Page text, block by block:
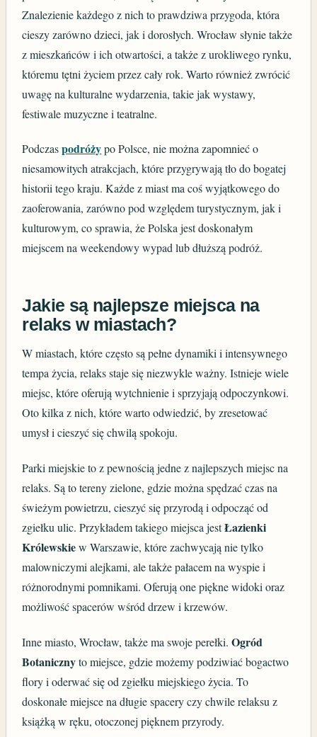
Znalezienie każdego z nich to prawdziwa przygoda, która
cieszy zarówno dzieci, jak i dorosłych. Wrocław słynie także
z mieszkańców i ich otwartości, a także z urokliwego rynku,
któremu tętni życiem przez cały rok. Warto również zwrócić
uwagę na kulturalne wydarzenia, takie jak wystawy,
festiwale muzyczne i teatralne.
Podczaspodróżypo Polsce, nie można zapomnieć o
niesamowitych atrakcjach, które przygrywają tło do bogatej
historii tego kraju. Każde z miast ma coś wyjątkowego do
zaoferowania, zarówno pod względem turystycznym, jak i
kulturowym, co sprawia, że Polska jest doskonałym
miejscem na weekendowy wypad lub dłuższą podróż.
Jakie są najlepsze miejsca na
relaks w miastach?
W miastach, które często są pełne dynamiki i intensywnego
tempa życia, relaks staje się niezwykle ważny. Istnieje wiele
miejsc, które oferują wytchnienie i sprzyjają odpoczynkowi.
Oto kilka z nich, które warto odwiedzić, by zresetować
umysł i cieszyć się chwilą spokoju.
Parki miejskie to z pewnością jedne z najlepszych miejsc na
relaks. Są to tereny zielone, gdzie można spędzać czas na
świeżym powietrzu, cieszyć się przyrodą i odpocząć od
zgiełku ulic. Przykładem takiego miejsca jestŁazienki
Królewskiew Warszawie, które zachwycają nie tylko
malowniczymi alejkami, ale także pałacem na wyspie i
różnorodnymi pomnikami. Oferują one piękne widoki oraz
możliwość spacerów wśród drzew i krzewów.
Inne miasto, Wrocław, także ma swoje perełki.Ogród
Botanicznyto miejsce, gdzie możemy podziwiać bogactwo
flory i oderwać się od zgiełku miejskiego życia. To
doskonałe miejsce na długie spacery czy chwile relaksu z
książką w ręku, otoczonej pięknem przyrody.